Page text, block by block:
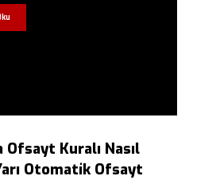
Kuralı Nasıl
Otomatik Ofsayt